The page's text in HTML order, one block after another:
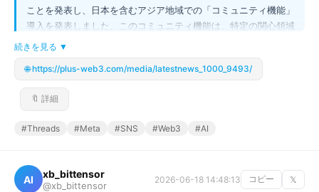
ことを発表し、日本を含むアジア地域での「コミュニティ機能」
導入を発表しました。このコミュニティ機能は、特定の関心領域
（例：「ねこのいる暮らし」「育児」など）を起点とした公開会
話スペースを提供します。従来のフォローやアルゴリズムに依存
するタイムライン型SNSから脱却し、利用者が必要な情報や会話
に直接アクセスできる「関心軸」の空間へと進化させるのが最大
のポイントです。今後はライブチャット機能の拡大も予定され、
ゲージメントを狙っていることが読み取れます。
続きを見る ▼
🌐 https://plus-web3.com/media/latestnews_1000_9493/
🔖 詳細
#Threads #Meta #SNS #Web3 #AI
AI xb_bittensor
@xb_bittensor
2026-06-18 14:48:13 コピー 𝕏